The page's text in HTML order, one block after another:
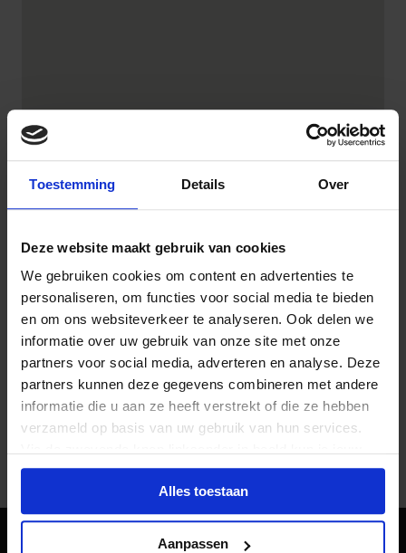
Toestemming Details Over
Deze website maakt gebruik van cookies
We gebruiken cookies om content en advertenties te
personaliseren, om functies voor social media te bieden
en om ons websiteverkeer te analyseren. Ook delen we
informatie over uw gebruik van onze site met onze
partners voor social media, adverteren en analyse. Deze
partners kunnen deze gegevens combineren met andere
informatie die u aan ze heeft verstrekt of die ze hebben
verzameld op basis van uw gebruik van hun services.
keuze op ieder moment wijzigen en toestemming
Alles toestaan
Aanpassen
Van der Valk Hotel Den Haag-Wassenaar
Zijdeweg 54, 2245 BZ Wassenaar, Nederland
Routebeschrijving
Waar nog meer?
We hebben verspreid over Nederland nog meer
locaties. Allemaal om het jou zo gemakkelijk mogelijk te
maken. Mocht je toch liever vanuit je luie stoel een
cursus volgen, check dan onze